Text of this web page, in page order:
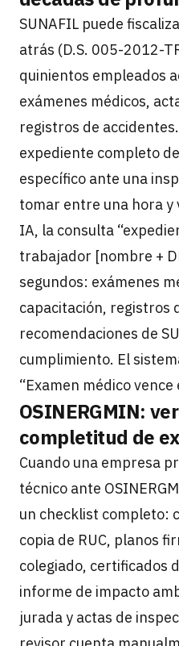
SUNAFIL puede
atrás (D.S. 005-2012-
quinientos empleados
exámenes médicos,
registros de
expediente completo
específico ante una
tomar entre una hora y
IA, la consulta
trabajador [nombre +
segundos: exámenes
capacitación, registros
recomendaciones de
cumplimiento. El
“Examen médico vence
OSINERGMIN:
completitud de
Cuando una empresa
técnico ante
un checklist completo:
copia de RUC, planos
colegiado, certificados
informe de impacto
jurada y actas de